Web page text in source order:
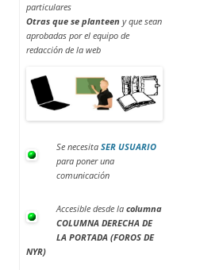
particulares
Otras que se planteen y que sean
aprobadas por el equipo de
redacción de la web
Se necesita SER USUARIO
para poner una
comunicación
Accesible desde la columna
COLUMNA DERECHA DE
LA PORTADA (FOROS DE
NYR)